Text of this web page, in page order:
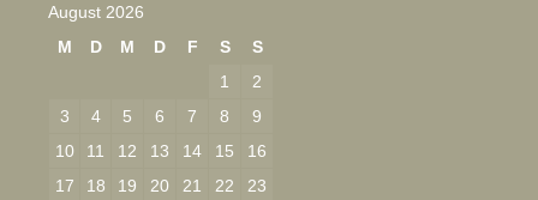
August 2026
M
D M D F S
S
1
2
3
4 5 6 7 8
9
10
11 12 13 14 15
16
17
18 19 20 21 22
23